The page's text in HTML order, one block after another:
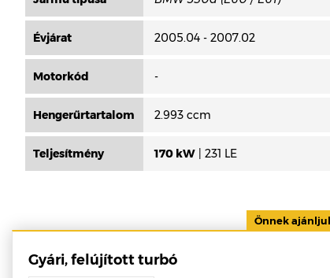
Évjárat 2005.04 - 2007.02
Motorkód -
Hengerűrtartalom 2.993 ccm
Teljesítmény 170 kW | 231 LE
Gyári, felújított turbó